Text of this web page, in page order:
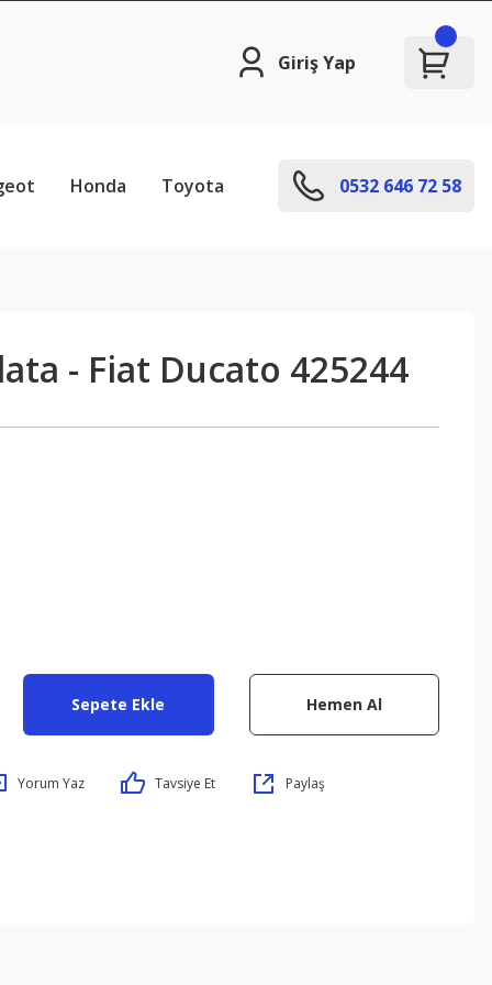
Giriş Yap
Honda Toyota 0532 646 72 58
- Fiat Ducato 425244
Sepete Ekle Hemen Al
Yorum Yaz Tavsiye Et Paylaş